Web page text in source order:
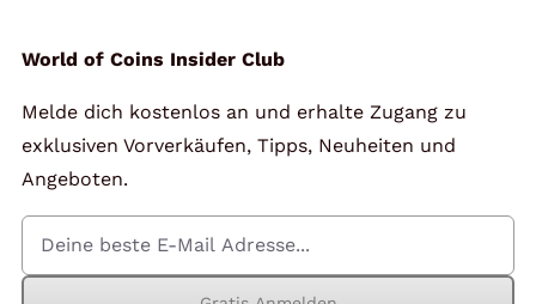
World of Coins Insider Club
Melde dich kostenlos an und erhalte Zugang zu
exklusiven Vorverkäufen, Tipps, Neuheiten und
Angeboten.